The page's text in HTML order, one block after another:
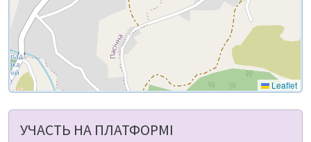
Leaflet
УЧАСТЬ НА ПЛАТФОРМІ